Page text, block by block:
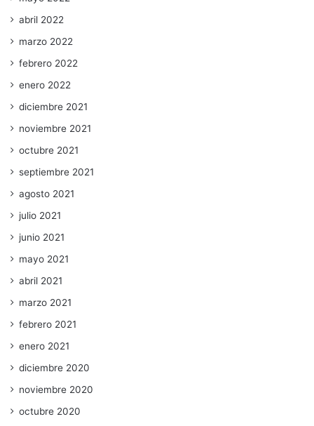
abril 2022
marzo 2022
febrero 2022
enero 2022
diciembre 2021
noviembre 2021
octubre 2021
septiembre 2021
agosto 2021
julio 2021
junio 2021
mayo 2021
abril 2021
marzo 2021
febrero 2021
enero 2021
diciembre 2020
noviembre 2020
octubre 2020